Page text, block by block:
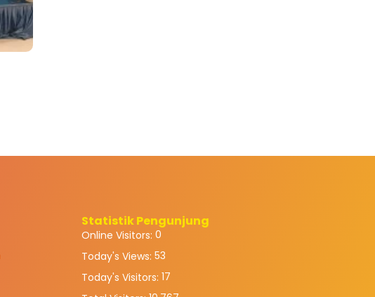
Statistik Pengunjung
Online Visitors: 0
Today's Views: 53
Today's Visitors: 17